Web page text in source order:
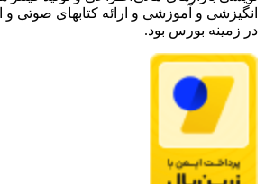
انگیزشی و آموزشی و ارائه کتابهای صوتی
در زمینه بورس بود.